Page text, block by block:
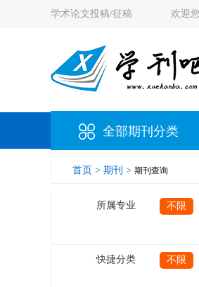
学术论文投稿/征稿 欢迎
全部期刊分类
首页 > 期刊 > 期刊查询
所属专业 不限
快捷分类 不限